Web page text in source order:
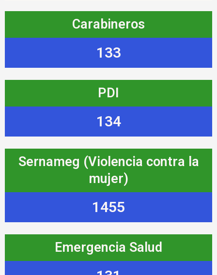
Carabineros
133
PDI
134
Sernameg (Violencia contra la
mujer)
1455
Emergencia Salud